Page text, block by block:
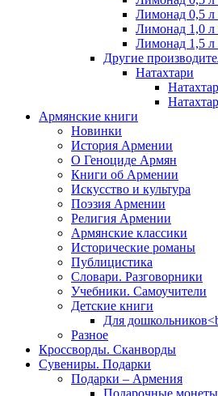
Лимонад 0,5
Лимонад 1,0
Лимонад 1,5
Другие
Натахтари
Армянские книги
Новинки
История Армении
О Геноциде Армян
Книги об Армении
Иcкусство и культура
Поэзия Армении
Религия Армении
Армянские классики
Исторические романы
Публицистика
Словари. Разговорники
Учебники. Самоучители
Детские книги
Для
Разное
Кроссворды. Сканворды
Сувениры. Подарки
Подарки – Армения
Подарочные монеты